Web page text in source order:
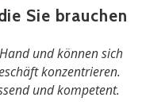
Sie brauchen
und können sich
konzentrieren.
und kompetent.